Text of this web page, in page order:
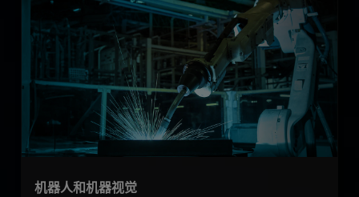
机器人和机器视觉